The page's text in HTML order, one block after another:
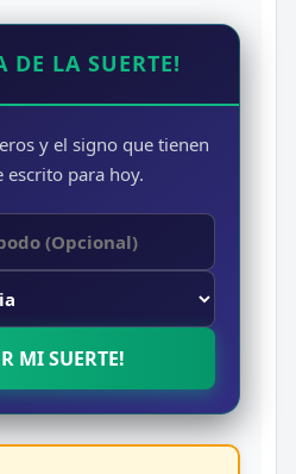
DE LA SUERTE!
y el signo que tienen
para hoy.
MI SUERTE!